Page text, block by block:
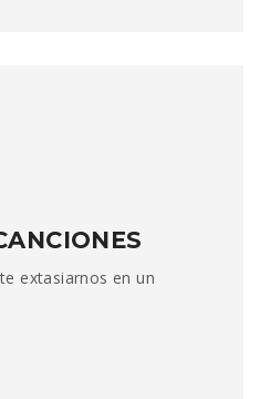
extasiarnos en un